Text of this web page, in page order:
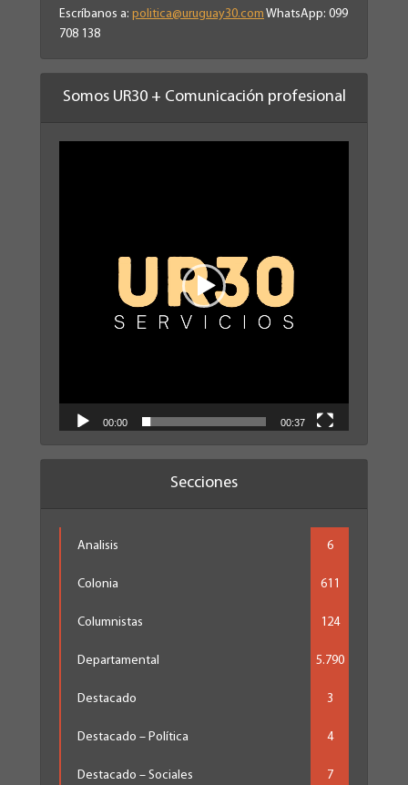
Escríbanos a: politica@uruguay30.com WhatsApp: 099
708 138
Somos UR30 + Comunicación profesional
00:00 00:37
Secciones
Analisis 6
Colonia 611
Columnistas 124
Departamental 5.790
Destacado 3
Destacado – Política 4
Destacado – Sociales 7